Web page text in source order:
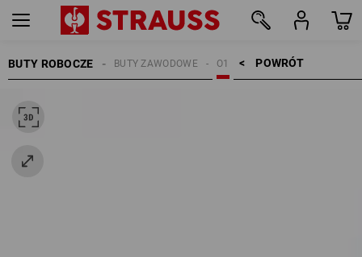
BUTY ROBOCZE POWRÓT    >
O1
BUTY ZAWODOWE